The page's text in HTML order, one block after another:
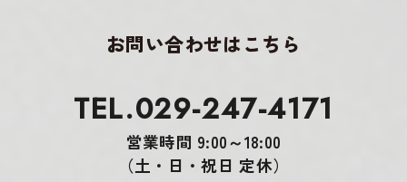
お問い合わせはこちら
TEL.029-247-4171
営業時間 9:00～18:00
（土・日・祝日 定休）